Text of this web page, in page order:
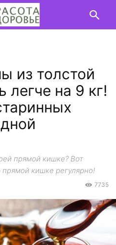
из толстой
легче на 9 кг!
прямой кишке? Вот
прямой кишке регулярно!
7735